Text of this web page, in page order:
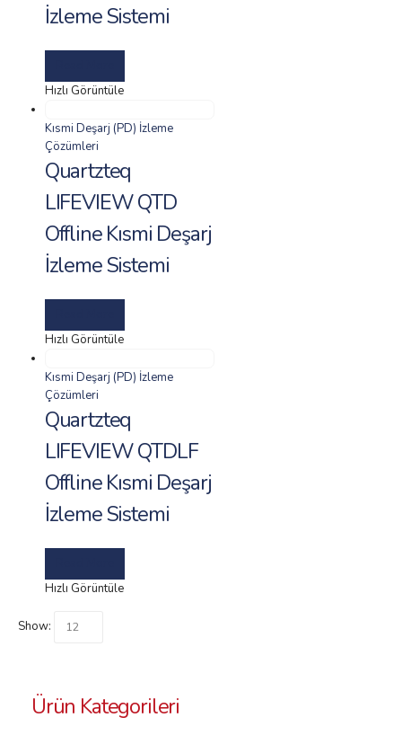
İzleme Sistemi
Hızlı Görüntüle
Kısmi Deşarj (PD) İzleme
Çözümleri
Quartzteq
LIFEVIEW QTD
Offline Kısmi Deşarj
İzleme Sistemi
Hızlı Görüntüle
Kısmi Deşarj (PD) İzleme
Çözümleri
Quartzteq
LIFEVIEW QTDLF
Offline Kısmi Deşarj
İzleme Sistemi
Hızlı Görüntüle
Show:
Ürün Kategorileri